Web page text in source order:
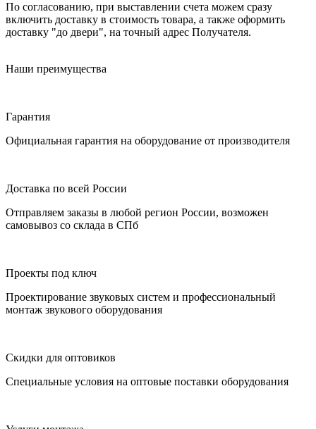
По согласованию, при выставлении счета можем сразу
включить доставку в стоимость товара, а также оформить
доставку "до двери", на точный адрес Получателя.
Наши преимущества
Гарантия
Официальная гарантия на оборудование от производителя
Доставка по всей России
Отправляем заказы в любой регион России, возможен
самовывоз со склада в СПб
Проекты под ключ
Проектирование звуковых систем и профессиональный
монтаж звукового оборудования
Скидки для оптовиков
Специальные условия на оптовые поставки оборудования